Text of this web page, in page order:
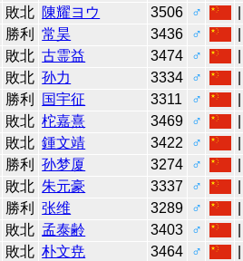
敗北 陳耀ヨウ 3506 ♂
勝利 常昊 3436 ♂
敗北 古霊益 3474 ♂
敗北 孙力 3334 ♂
勝利 国宇征 3311 ♂
敗北 柁嘉熹 3469 ♂
敗北 鍾文靖 3422 ♂
勝利 孙梦厦 3274 ♂
敗北 朱元豪 3337 ♂
勝利 张维 3289 ♂
敗北 孟泰齢 3403 ♂
敗北 朴文尭 3464 ♂